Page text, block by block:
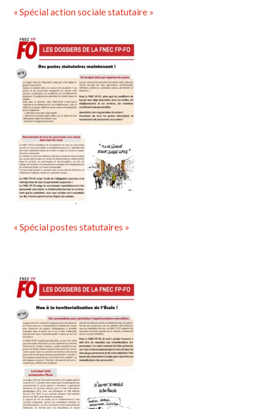
« Spécial action sociale statutaire »
« Spécial postes statutaires »